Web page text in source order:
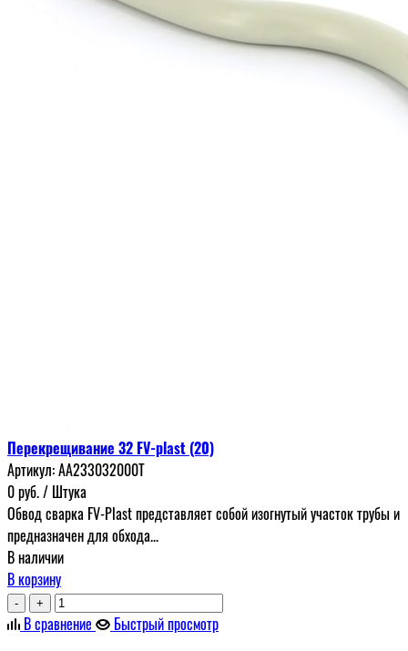
Перекрещивание 32 FV-plast (20)
Артикул:AA233032000T
0руб./ Штука
Обвод сварка FV-Plast представляет собой изогнутый участок трубы и
предназначен для обхода...
В наличии
В корзину
- +
В сравнение Быстрый просмотр